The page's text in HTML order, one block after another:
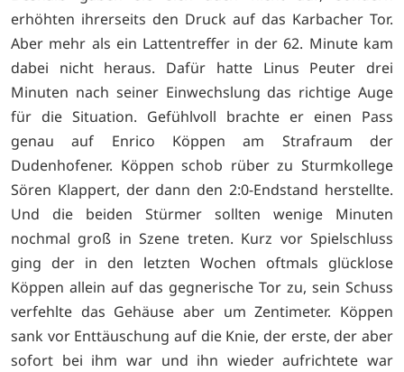
erhöhten ihrerseits den Druck auf das Karbacher Tor.
Aber mehr als ein Lattentreffer in der 62. Minute kam
dabei nicht heraus. Dafür hatte Linus Peuter drei
Minuten nach seiner Einwechslung das richtige Auge
für die Situation. Gefühlvoll brachte er einen Pass
genau auf Enrico Köppen am Strafraum der
Dudenhofener. Köppen schob rüber zu Sturmkollege
Sören Klappert, der dann den 2:0-Endstand herstellte.
Und die beiden Stürmer sollten wenige Minuten
nochmal groß in Szene treten. Kurz vor Spielschluss
ging der in den letzten Wochen oftmals glücklose
Köppen allein auf das gegnerische Tor zu, sein Schuss
verfehlte das Gehäuse aber um Zentimeter. Köppen
sank vor Enttäuschung auf die Knie, der erste, der aber
sofort bei ihm war und ihn wieder aufrichtete war